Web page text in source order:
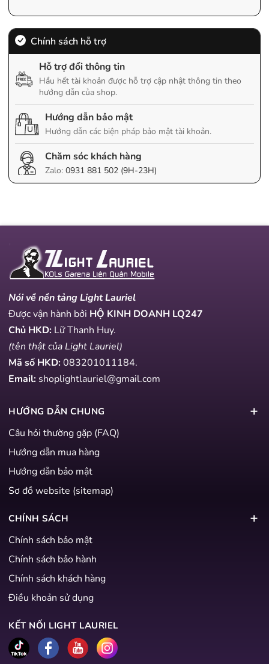
Chính sách hỗ trợ
Hỗ trợ đổi thông tin
Hầu hết tài khoản được hỗ trợ cập nhật thông tin theo
hướng dẫn của shop.
Hướng dẫn bảo mật
Hướng dẫn các biện pháp bảo mật tài khoản.
Chăm sóc khách hàng
Zalo: 0931 881 502 (9H-23H)
Nói về nền tảng Light Lauriel
Được vận hành bởi HỘ KINH DOANH LQ247
Chủ HKD: Lữ Thanh Huy.
(tên thật của Light Lauriel)
Mã số HKD:083201011184.
Email: shoplightlauriel@gmail.com
HƯỚNG DẪN CHUNG
Câu hỏi thường gặp (FAQ)
Hướng dẫn mua hàng
Hướng dẫn bảo mật
Sơ đồ website (sitemap)
CHÍNH SÁCH
Chính sách bảo mật
Chính sách bảo hành
Chính sách khách hàng
Điều khoản sử dụng
KẾT NỐI LIGHT LAURIEL